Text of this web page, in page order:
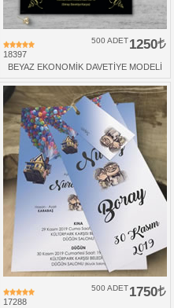
18397
1250
500 ADET
BEYAZ EKONOMİK DAVETİYE MODELİ
17288
1750
500 ADET